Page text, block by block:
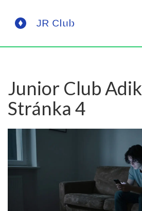
Junior Club
Stránka 4